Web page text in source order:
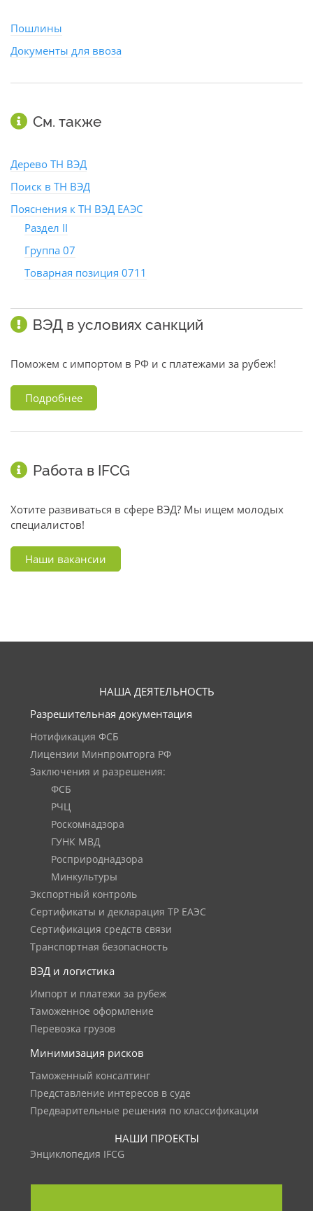
Пошлины
Документы для ввоза
См. также
Дерево ТН ВЭД
Поиск в ТН ВЭД
Пояснения к ТН ВЭД ЕАЭС
Раздел II
Группа 07
Товарная позиция 0711
ВЭД в условиях санкций
Поможем с импортом в РФ и с платежами за рубеж!
Подробнее
Работа в IFCG
Хотите развиваться в сфере ВЭД? Мы ищем молодых
специалистов!
Наши вакансии
НАША ДЕЯТЕЛЬНОСТЬ
Разрешительная документация
Нотификация ФСБ
Лицензии Минпромторга РФ
Заключения и разрешения:
ФСБ
РЧЦ
Роскомнадзора
ГУНК МВД
Росприроднадзора
Минкультуры
Экспортный контроль
Сертификаты и декларация ТР ЕАЭС
Сертификация средств связи
Транспортная безопасность
ВЭД и логистика
Импорт и платежи за рубеж
Таможенное оформление
Перевозка грузов
Минимизация рисков
Таможенный консалтинг
Представление интересов в суде
Предварительные решения по классификации
НАШИ ПРОЕКТЫ
Энциклопедия IFCG